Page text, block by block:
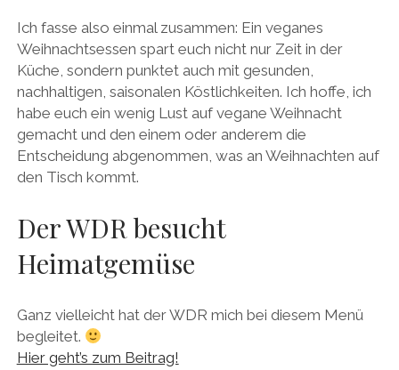
Ich fasse also einmal zusammen: Ein veganes
Weihnachtsessen spart euch nicht nur Zeit in der
Küche, sondern punktet auch mit gesunden,
nachhaltigen, saisonalen Köstlichkeiten. Ich hoffe, ich
habe euch ein wenig Lust auf vegane Weihnacht
gemacht und den einem oder anderem die
Entscheidung abgenommen, was an Weihnachten auf
den Tisch kommt.
Der WDR besucht
Heimatgemüse
Ganz vielleicht hat der WDR mich bei diesem Menü
begleitet.
Hier geht’s zum Beitrag!